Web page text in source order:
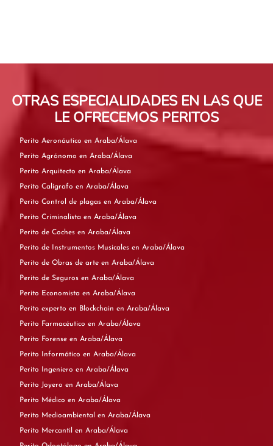
OTRAS ESPECIALIDADES EN LAS QUE
LE OFRECEMOS PERITOS
Perito Aeronáutico en Araba/Álava
Perito Agrónomo en Araba/Álava
Perito Arquitecto en Araba/Álava
Perito Calígrafo en Araba/Álava
Perito Control de plagas en Araba/Álava
Perito Criminalista en Araba/Álava
Perito de Coches en Araba/Álava
Perito de Instrumentos Musicales en Araba/Álava
Perito de Obras de arte en Araba/Álava
Perito de Seguros en Araba/Álava
Perito Economista en Araba/Álava
Perito experto en Blockchain en Araba/Álava
Perito Farmacéutico en Araba/Álava
Perito Forense en Araba/Álava
Perito Informático en Araba/Álava
Perito Ingeniero en Araba/Álava
Perito Joyero en Araba/Álava
Perito Médico en Araba/Álava
Perito Medioambiental en Araba/Álava
Perito Mercantil en Araba/Álava